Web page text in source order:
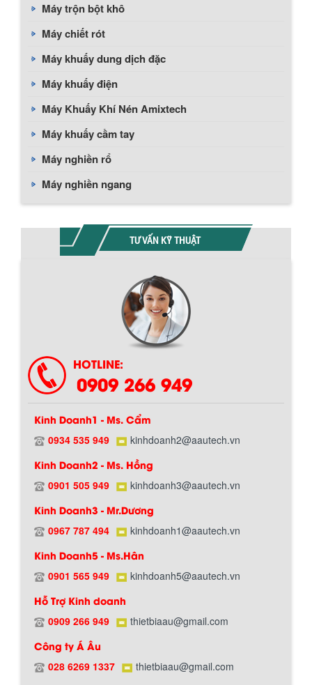
Máy trộn bột khô
Máy chiết rót
Máy khuấy dung dịch đặc
Máy khuấy điện
Máy Khuấy Khí Nén Amixtech
Máy khuấy cầm tay
Máy nghiền rổ
Máy nghiền ngang
TƯ VẤN KỸ THUẬT
HOTLINE:
0909 266 949
Kinh Doanh1 - Ms. Cẩm
0934 535 949 kinhdoanh2@aautech.vn
Kinh Doanh2 - Ms. Hồng
0901 505 949 kinhdoanh3@aautech.vn
Kinh Doanh3 - Mr.Dương
0967 787 494 kinhdoanh1@aautech.vn
Kinh Doanh5 - Ms.Hân
0901 565 949 kinhdoanh5@aautech.vn
Hỗ Trợ Kinh doanh
0909 266 949 thietbiaau@gmail.com
Công ty Á Âu
028 6269 1337 thietbiaau@gmail.com
Chính sách giao hàng
Hướng dẫn thanh toán mua hàng